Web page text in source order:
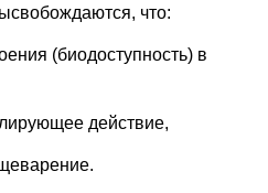
что:
(биодоступность) в
действие,